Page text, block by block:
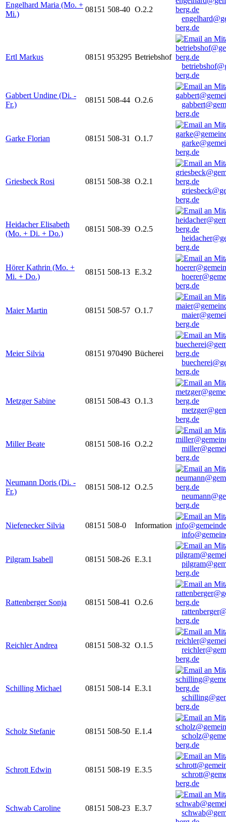
Engelhard Maria (Mo. +
Mi.)
08151 508-40 O.2.2
berg.de
Ertl Markus 08151 953295 Betriebshof
berg.de
Gabbert Undine (Di. -
Fr.)
08151 508-44 O.2.6
berg.de
Garke Florian 08151 508-31 O.1.7
berg.de
Griesbeck Rosi 08151 508-38 O.2.1
berg.de
Heidacher Elisabeth
(Mo. + Di. + Do.)
08151 508-39 O.2.5
berg.de
Hörer Kathrin (Mo. +
Mi. + Do.)
08151 508-13 E.3.2
berg.de
Maier Martin 08151 508-57 O.1.7
berg.de
Meier Silvia 08151 970490 Bücherei
berg.de
Metzger Sabine 08151 508-43 O.1.3
berg.de
Miller Beate 08151 508-16 O.2.2
berg.de
Neumann Doris (Di. -
Fr.)
08151 508-12 O.2.5
berg.de
Niefenecker Silvia 08151 508-0
Information
Pilgram Isabell 08151 508-26 E.3.1
berg.de
Rattenberger Sonja 08151 508-41
O.2.6
berg.de
Reichler Andrea 08151 508-32 O.1.5
berg.de
Schilling Michael 08151 508-14 E.3.1
berg.de
Scholz Stefanie 08151 508-50 E.1.4
berg.de
Schrott Edwin 08151 508-19 E.3.5
berg.de
Schwab Caroline 08151 508-23 E.3.7